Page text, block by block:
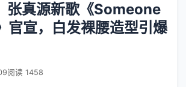
张真源新歌《Someone
官宣，白发裸腰造型引爆
阅读 1458